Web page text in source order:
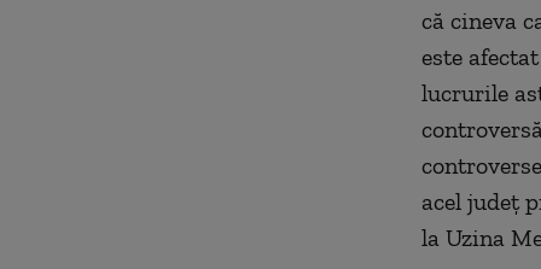
că cineva
este
lucrurile
acel județ
la Uzina